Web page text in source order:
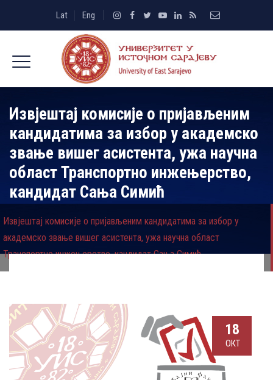
Lat Eng
Извјештај комисије о пријављеним
кандидатима за избор у академско
звање вишег асистента, ужа научна
област Транспортно инжењерство,
кандидат Сања Симић
Извјештај комисије о пријављеним кандидатима за избор у
академско звање вишег асистента, ужа научна област
Транспортно инжењерство, кандидат Сања Симић
18
ОКТ